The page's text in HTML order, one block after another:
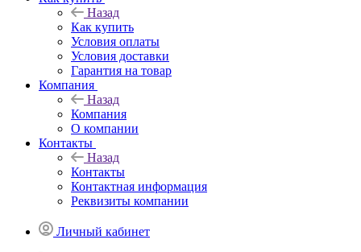
Назад
Как купить
Условия оплаты
Условия доставки
Гарантия на товар
Компания
Назад
Компания
О компании
Контакты
Назад
Контакты
Контактная информация
Реквизиты компании
Личный кабинет